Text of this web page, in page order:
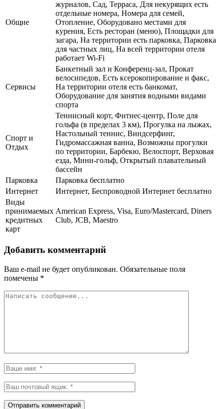
Общие
журналов, Сад, Терраса, Для некурящих есть
отдельные номера, Номера для семей,
Отопление, Оборудовано местами для
курения, Есть ресторан (меню), Площадки для
загара, На территории есть парковка, Парковка
для частных лиц, На всей территории отеля
работает Wi-Fi
Сервисы
Банкетный зал и Конференц-зал, Прокат
велосипедов, Есть ксерокопирование и факс,
На территории отеля есть банкомат,
Оборудование для занятия водными видами
спорта
Спорт и
Отдых
Теннисный корт, Фитнес-центр, Поле для
гольфа (в пределах 3 км), Прогулка на лыжах,
Настольный теннис, Виндсерфинг,
Гидромассажная ванна, Возможны прогулки
по территории, Барбекю, Велоспорт, Верховая
езда, Мини-гольф, Открытый плавательный
бассейн
Парковка
Парковка бесплатно
Интернет
Интернет, Беспроводной Интернет бесплатно
Виды
принимаемых
кредитных
карт
American Express, Visa, Euro/Mastercard, Diners
Club, JCB, Maestro
Добавить комментарий
Ваш e-mail не будет опубликован. Обязательные поля
помечены *